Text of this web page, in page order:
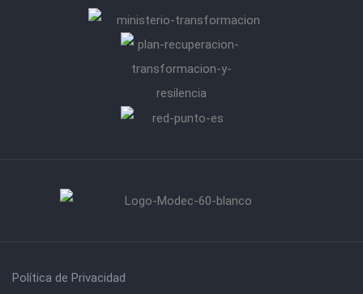
Política de Privacidad